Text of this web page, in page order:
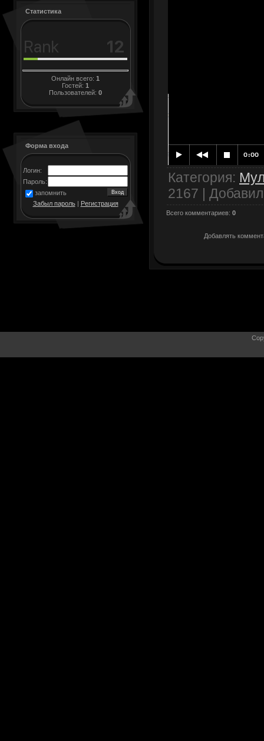
Статистика
Онлайн всего: 1
Гостей: 1
Пользователей: 0
Форма входа
Логин:
Пароль:
запомнить
Забыл пароль| Регистрация
Категория:
2167 | Добавил
Всего комментариев: 0
Добавлять